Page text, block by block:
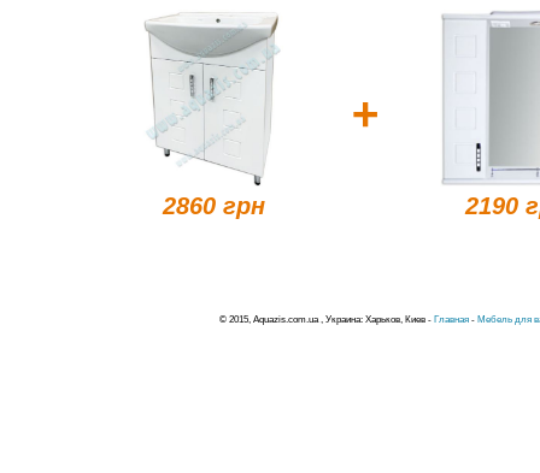
2860 грн
+
2190
© 2015, Aquazis.com.ua , Украина: Харьков, Киев - Главная- Мебель для